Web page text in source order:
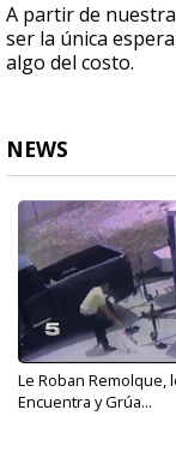
A partir de
ser la única
algo del costo.
NEWS
Le Roban Remolque,
Encuentra y Grúa...